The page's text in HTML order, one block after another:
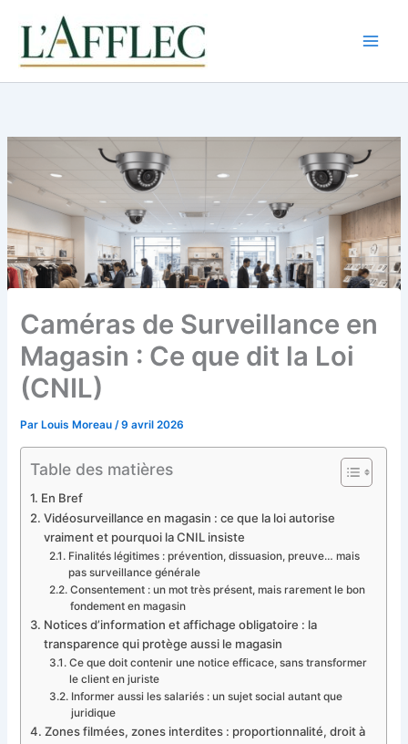
contenu
Caméras de Surveillance en
Magasin : Ce que dit la Loi
(CNIL)
Par Louis Moreau/9 avril 2026
Table des matières
En Bref
Vidéosurveillance en magasin : ce que la loi autorise
vraiment et pourquoi la CNIL insiste
Finalités légitimes : prévention, dissuasion, preuve… mais
pas surveillance générale
Consentement : un mot très présent, mais rarement le bon
fondement en magasin
Notices d’information et affichage obligatoire : la
transparence qui protège aussi le magasin
Ce que doit contenir une notice efficace, sans transformer
le client en juriste
Informer aussi les salariés : un sujet social autant que
juridique
Zones filmées, zones interdites : proportionnalité, droit à